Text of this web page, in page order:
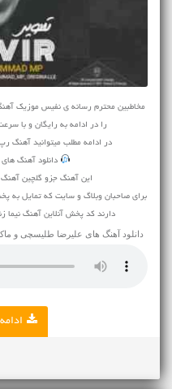
مخاطبین محترم رسانه ی نفیس موزیک
را در ادامه به رایگان و با سرعت بالا با کیفیت
در ادامه مطلب میتوانید آهنگرپ
دانلود آهنگ
این آهنگ جزو گلچین
برای صاحبان وبلاگ و سایت که تمایل به
دارند کد پخش آنلاین آهنگ
دانلود آهنگ های علیرضا طلیسچی و